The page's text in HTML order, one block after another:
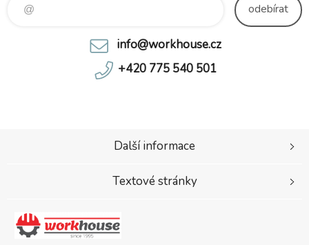
odebírat
info@workhouse.cz
+420 775 540 501
Další informace
Textové stránky